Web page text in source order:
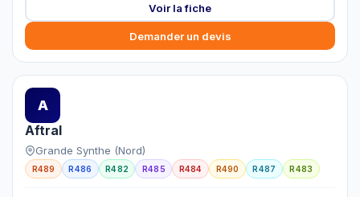
Voir la fiche
Demander un devis
A
Aftral
Grande Synthe (Nord)
R489 R486 R482 R485 R484 R490 R487 R483